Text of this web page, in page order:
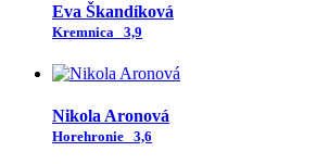
Eva Škandíková
Kremnica 3,9
Nikola Aronová
Horehronie 3,6